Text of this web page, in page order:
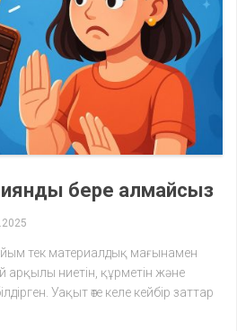
бере алмайсыз
тек материалдық мағынамен
арқылы ниетін, құрметін және
Уақыт өте келе кейбір заттар